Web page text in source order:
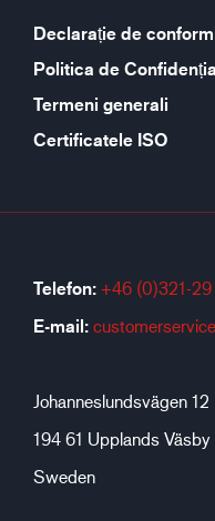
Declarație de
Politica de
Termeni generali
Certificatele ISO
Telefon: +46 (0)321-
E-mail:
Johanneslundsvägen 12
194 61 Upplands Väsby
Sweden